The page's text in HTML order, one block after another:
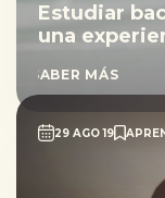
Estudiar
una
SABER MÁS
29 AGO 19